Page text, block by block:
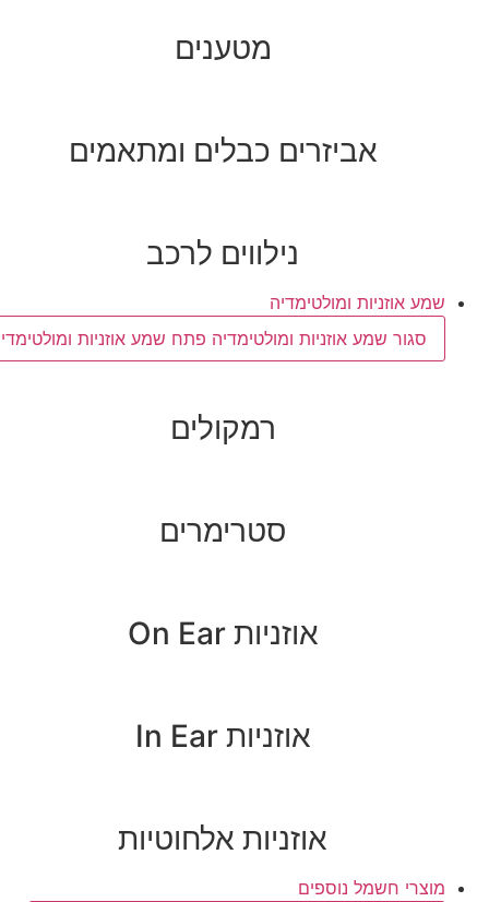
מטענים
אביזרים כבלים ומתאמים
נילווים לרכב
שמע אוזניות ומולטימדיה
סגור שמע אוזניות ומולטימדיה פתח שמע אוזניות ומולטימדיה
רמקולים
סטרימרים
אוזניות On Ear
אוזניות In Ear
אוזניות אלחוטיות
מוצרי חשמל נוספים